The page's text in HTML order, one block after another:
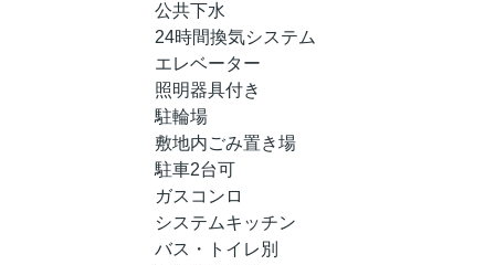
公共下水
24時間換気システム
エレベーター
照明器具付き
駐輪場
敷地内ごみ置き場
駐車2台可
ガスコンロ
システムキッチン
バス・トイレ別